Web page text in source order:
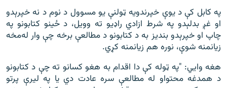
په کابل کې د یوې خپرندویه ټولنې یو مسوول د نوم د نه خپرېدو
او غږ بدلېدو په شرط ازادي راډيو ته وویل، د ځینو کتابونو په
چاپ او خپرېدو بندیز به د کتابونو د مطالعې برخه چې وار له‌مخه
زیانمنه شوې، نوره هم زیانمنه کړي.
هغه وايي: "په ټوله کې دا اقدام به هغو کسانو ته چې د کتابونو
د همدغه محتواو له مطالعې سره عادت دي یا په لیرې پرتو